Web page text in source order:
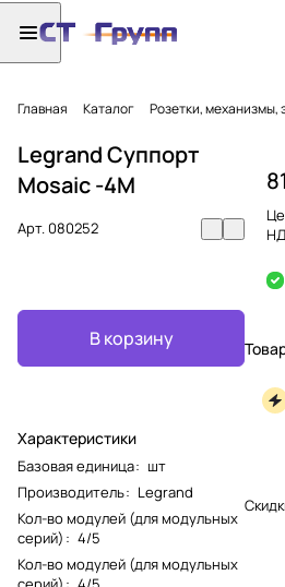
Главная Каталог Розетки, механизмы,
Legrand Суппорт
Mosaic -4М
Арт.080252
В корзину
Характеристики
Базовая единица: шт
Производитель: Legrand
Кол-во модулей (для модульных
серий) : 4/5
Кол-во модулей (для модульных